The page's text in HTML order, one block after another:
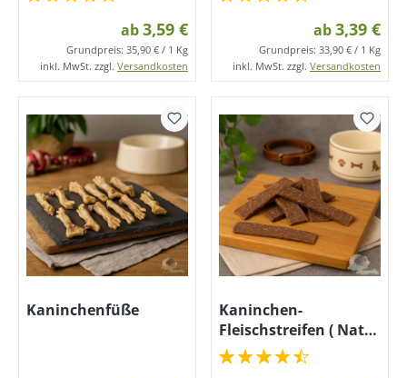
ab3,59 €
Grundpreis: 35,90 € / 1 Kg
inkl. MwSt. zzgl. Versandkosten
ab3,39 €
Grundpreis: 33,90 € / 1 Kg
inkl. MwSt. zzgl. Versandkosten
Kaninchenfüße
Kaninchen-
Fleischstreifen ( Natur
)